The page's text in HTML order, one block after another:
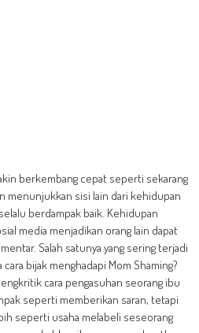
berkembang cepat seperti sekarang
menunjukkan sisi lain dari kehidupan
berdampak baik. Kehidupan
media menjadikan orang lain dapat
Salah satunya yang sering terjadi
bijak menghadapi Mom Shaming?
cara pengasuhan seorang ibu
seperti memberikan saran, tetapi
seperti usaha melabeli seseorang